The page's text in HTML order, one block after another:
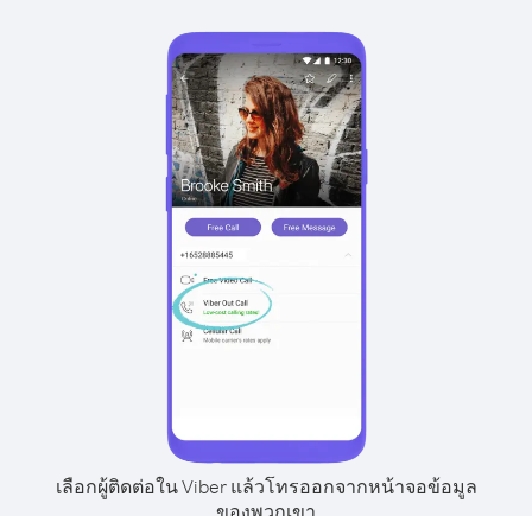
เลือกผู้ติดต่อใน Viber แล้วโทรออกจากหน้าจอข้อมูล
ของพวกเขา